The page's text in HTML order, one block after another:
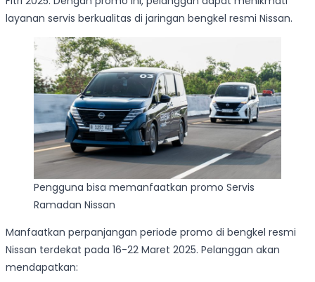
layanan servis berkualitas di jaringan bengkel resmi Nissan.
Pengguna bisa memanfaatkan promo Servis
Ramadan Nissan
Manfaatkan perpanjangan periode promo di bengkel resmi
Nissan terdekat pada 16-22 Maret 2025. Pelanggan akan
mendapatkan: